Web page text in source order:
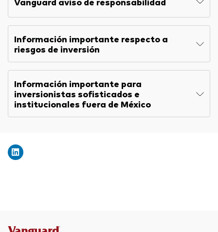
Sobre nuestros productos de inversión
ETFs indexados
Fondos Mutuos
Inversiones ESG
Material de Soporte
Perspectivas Vanguard
ExploreBack to main menu
Acerca de Vanguard
KIID
Interim report
Memorandum
Información importante respecto a
riesgos de inversión
Información importante para
inversionistas sofisticados e
institucionales fuera de México